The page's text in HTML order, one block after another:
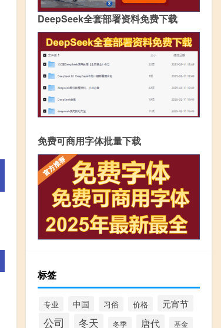
DeepSeek全套部署资料免费下载
免费可商用字体批量下载
标签
专业 中国 习俗 价格 元宵节
公司 冬天 冬季 唐代 基金